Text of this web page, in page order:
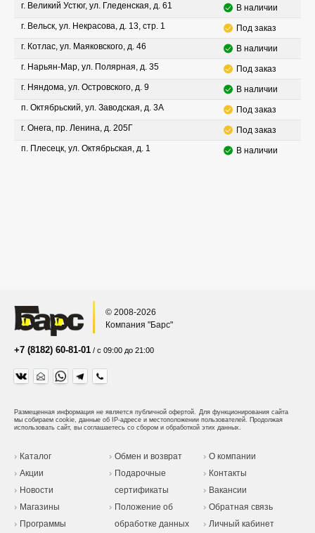
г. Великий Устюг, ул. Гледенская, д. 61
В наличии
г. Вельск, ул. Некрасова, д. 13, стр. 1
Под заказ
г. Котлас, ул. Маяковского, д. 46
В наличии
г. Нарьян-Мар, ул. Полярная, д. 35
Под заказ
г. Няндома, ул. Островского, д. 9
В наличии
п. Октябрьский, ул. Заводская, д. 3А
Под заказ
г. Онега, пр. Ленина, д. 205Г
Под заказ
п. Плесецк, ул. Октябрьская, д. 1
В наличии
© 2008-2026
Компания "Барс"
+7 (8182) 60-81-01 / с 09:00 до 21:00
Размещенная информация не является публичной офертой. Для функционирования сайта
мы собираем cookie, данные об IP-адресе и местоположении пользователей. Продолжая
использовать сайт, вы соглашаетесь со сбором и обработкой этих данных.
Каталог
Акции
Новости
Магазины
Программы
Обмен и возврат
Подарочные
сертификаты
Положение об
обработке данных
О компании
Контакты
Вакансии
Обратная связь
Личный кабинет